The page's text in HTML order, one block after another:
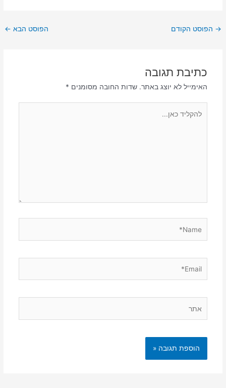
→ הפוסט הקודם הפוסט הבא ←
כתיבת תגובה
האימייל לא יוצג באתר. שדות החובה מסומנים *
כאן...